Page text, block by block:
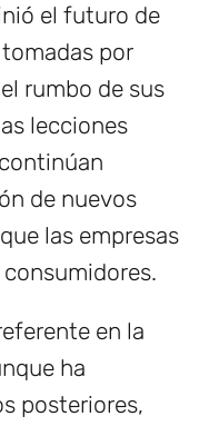
el futuro de
por
rumbo de sus
lecciones
de nuevos
las empresas
en la
ha
posteriores,